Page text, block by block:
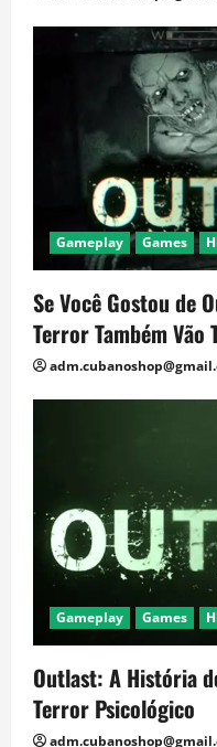
Gameplay Games
Se Você Gostou de
Terror Também Vão
Gameplay Games
Outlast: A História
Terror Psicológico